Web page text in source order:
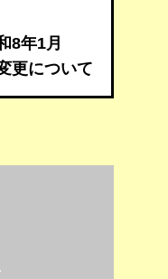
8年1月
更について